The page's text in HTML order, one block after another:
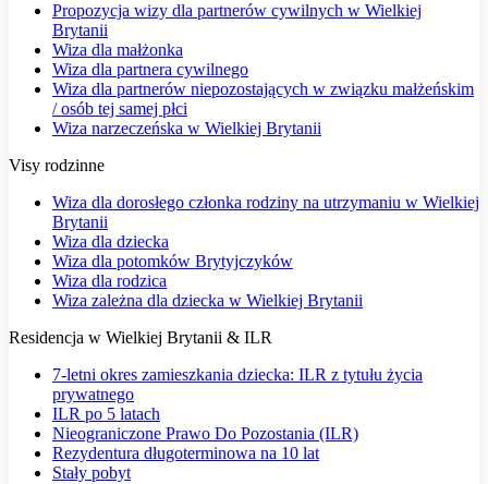
Propozycja wizy dla partnerów cywilnych w Wielkiej
Brytanii
Wiza dla małżonka
Wiza dla partnera cywilnego
Wiza dla partnerów niepozostających w związku małżeńskim
/ osób tej samej płci
Wiza narzeczeńska w Wielkiej Brytanii
Visy rodzinne
Wiza dla dorosłego członka rodziny na utrzymaniu w Wielkiej
Brytanii
Wiza dla dziecka
Wiza dla potomków Brytyjczyków
Wiza dla rodzica
Wiza zależna dla dziecka w Wielkiej Brytanii
Residencja w Wielkiej Brytanii & ILR
7-letni okres zamieszkania dziecka: ILR z tytułu życia
prywatnego
ILR po 5 latach
Nieograniczone Prawo Do Pozostania (ILR)
Rezydentura długoterminowa na 10 lat
Stały pobyt